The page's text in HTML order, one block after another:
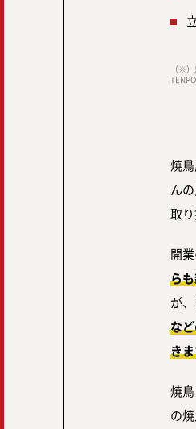
（※
焼
ん
取
開
ら
が
な
き
焼
の